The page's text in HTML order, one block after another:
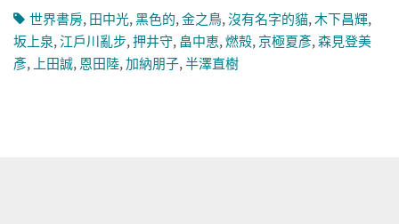
世界書房,田中光,黑色的,金之鳥,沒有名字的貓,木下昌輝,
坂上泉,江戶川亂步,押井守,畠中恵,燃殻,京極夏彥,森見登美
彥,上田誠,恩田陸,加納朋子,半澤直樹